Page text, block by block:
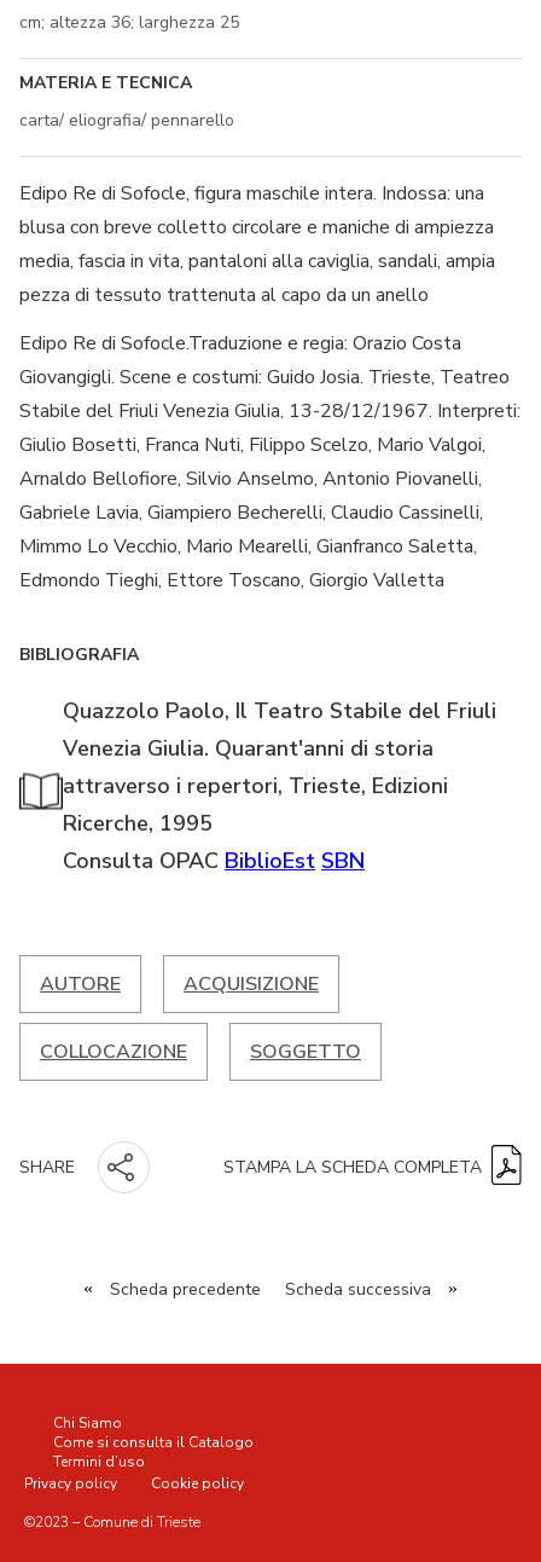
cm; altezza 36; larghezza 25
MATERIA E TECNICA
carta/ eliografia/ pennarello
Edipo Re di Sofocle, figura maschile intera. Indossa: una
blusa con breve colletto circolare e maniche di ampiezza
media, fascia in vita, pantaloni alla caviglia, sandali, ampia
pezza di tessuto trattenuta al capo da un anello
Edipo Re di Sofocle.Traduzione e regia: Orazio Costa
Giovangigli. Scene e costumi: Guido Josia. Trieste, Teatreo
Stabile del Friuli Venezia Giulia, 13-28/12/1967. Interpreti:
Giulio Bosetti, Franca Nuti, Filippo Scelzo, Mario Valgoi,
Arnaldo Bellofiore, Silvio Anselmo, Antonio Piovanelli,
Gabriele Lavia, Giampiero Becherelli, Claudio Cassinelli,
Mimmo Lo Vecchio, Mario Mearelli, Gianfranco Saletta,
Edmondo Tieghi, Ettore Toscano, Giorgio Valletta
BIBLIOGRAFIA
Quazzolo Paolo, Il Teatro Stabile del Friuli
Venezia Giulia. Quarant'anni di storia
attraverso i repertori, Trieste, Edizioni
Ricerche, 1995
Consulta OPAC BiblioEst SBN
AUTORE ACQUISIZIONE
COLLOCAZIONE SOGGETTO
SHARE STAMPA LA SCHEDA COMPLETA
« Scheda precedente Scheda successiva »
©2023 – Comune di Trieste
Chi Siamo
Come si consulta il Catalogo
Termini d’uso
Privacy policy
Cookie policy